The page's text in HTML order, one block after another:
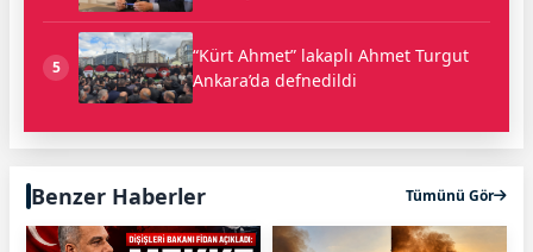
5
“Kürt Ahmet” lakaplı Ahmet Turgut
Ankara’da defnedildi
Benzer Haberler Tümünü Gör